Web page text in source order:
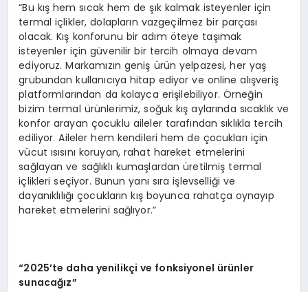
“Bu kış hem sıcak hem de şık kalmak isteyenler için
termal içlikler, dolapların vazgeçilmez bir parçası
olacak. Kış konforunu bir adım öteye taşımak
isteyenler için güvenilir bir tercih olmaya devam
ediyoruz. Markamızın geniş ürün yelpazesi, her yaş
grubundan kullanıcıya hitap ediyor ve online alışveriş
platformlarından da kolayca erişilebiliyor. Örneğin
bizim termal ürünlerimiz, soğuk kış aylarında sıcaklık ve
konfor arayan çocuklu aileler tarafından sıklıkla tercih
ediliyor. Aileler hem kendileri hem de çocukları için
vücut ısısını koruyan, rahat hareket etmelerini
sağlayan ve sağlıklı kumaşlardan üretilmiş termal
içlikleri seçiyor. Bunun yanı sıra işlevselliği ve
dayanıklılığı çocukların kış boyunca rahatça oynayıp
hareket etmelerini sağlıyor.”
“2025’te daha yenilikçi ve fonksiyonel ürünler
sunacağız”